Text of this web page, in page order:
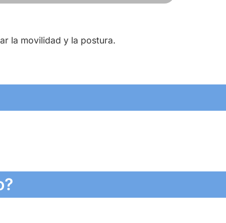
la movilidad y la postura.